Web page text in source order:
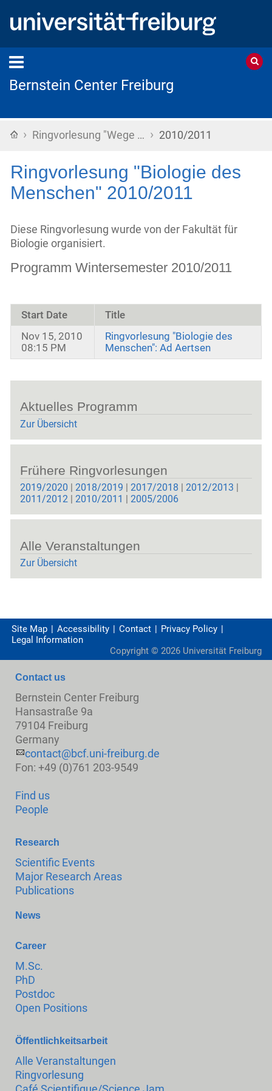
Bernstein Center Freiburg
Home
› Ringvorlesung "Wege … › 2010/2011
Ringvorlesung "Biologie des
Menschen" 2010/2011
Diese Ringvorlesung wurde von der Fakultät für
Biologie organisiert.
Programm Wintersemester 2010/2011
Start Date
Title
Nov 15, 2010
08:15 PM
Ringvorlesung "Biologie des
Menschen": Ad Aertsen
Aktuelles Programm
Zur Übersicht
Frühere Ringvorlesungen
2019/2020 2018/2019 2017/2018 2012/2013
2011/2012
2010/2011 2005/2006
Alle Veranstaltungen
Zur Übersicht
Site Map Accessibility Contact
Privacy Policy
Legal Information
Copyright © 2026 Universität Freiburg
Contact us
Bernstein Center Freiburg
Hansastraße 9a
79104 Freiburg
Germany
contact@bcf.uni-freiburg.de
Fon: +49 (0)761 203-9549
Find us
People
Research
Scientific Events
Major Research Areas
Publications
News
Career
M.Sc.
PhD
Postdoc
Open Positions
Öffentlichkeitsarbeit
Alle Veranstaltungen
Ringvorlesung